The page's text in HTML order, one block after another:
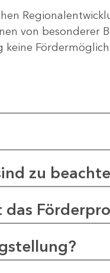
von besonderer
keine
zu